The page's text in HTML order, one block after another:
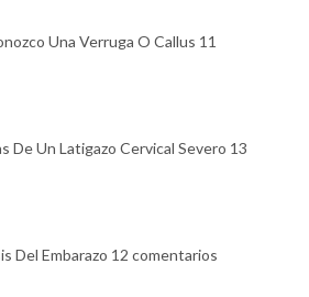
Una Verruga O Callus 11
De Un Latigazo Cervical Severo 13
Del Embarazo 12 comentarios